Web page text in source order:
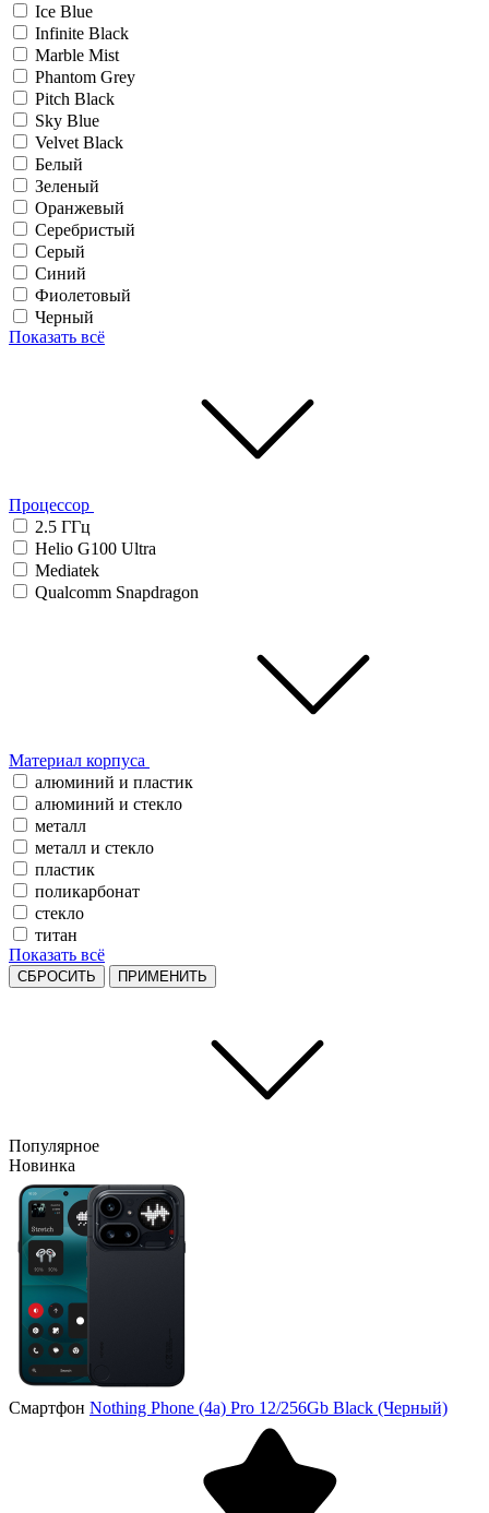
Ice Blue
Infinite Black
Marble Mist
Phantom Grey
Pitch Black
Sky Blue
Velvet Black
Белый
Зеленый
Оранжевый
Серебристый
Серый
Синий
Фиолетовый
Черный
Показать всё
Процессор
2.5 ГГц
Helio G100 Ultra
Mediatek
Qualcomm Snapdragon
Материал корпуса
алюминий и пластик
алюминий и стекло
металл
металл и стекло
пластик
поликарбонат
стекло
титан
Показать всё
СБРОСИТЬ ПРИМЕНИТЬ
Популярное
Новинка
Смартфон Nothing Phone (4a) Pro 12/256Gb Black (Черный)